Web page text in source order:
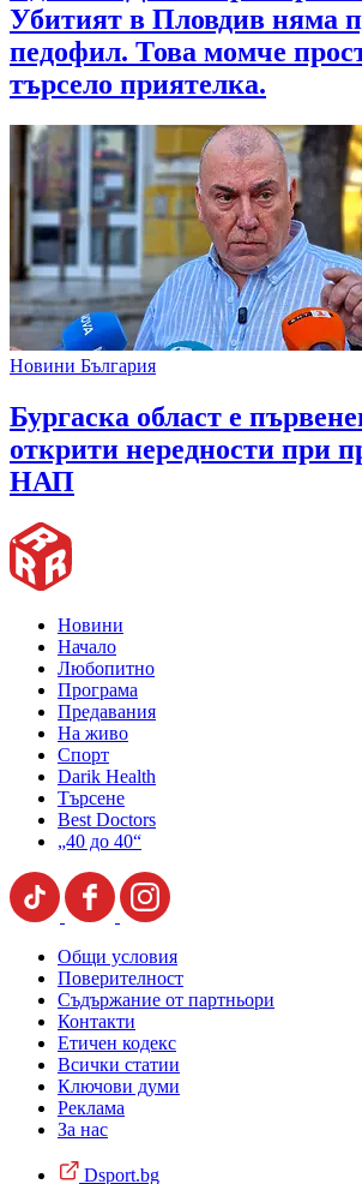
Убитият в Пловдив няма
педофил. Това момче
търсело приятелка.
Новини България
Бургаска област е
открити нередности при
НАП
Новини
Начало
Любопитно
Програма
Предавания
На живо
Спорт
Darik Health
Търсене
Best Doctors
„40 до 40“
Общи условия
Поверителност
Съдържание от партньори
Контакти
Етичен кодекс
Всички статии
Ключови думи
Реклама
За нас
Dsport.bg